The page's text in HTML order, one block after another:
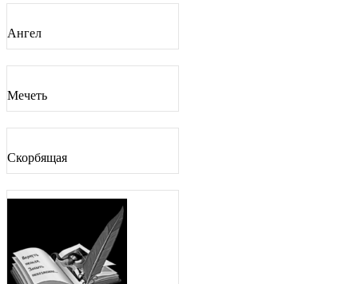
Ангел
Мечеть
Скорбящая